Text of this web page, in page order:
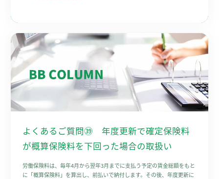
よくあるご質問㊴ 年度更新で確定保険料
が概算保険料を下回った場合の取扱い
労働保険料は、毎年4月から翌年3月までに支払う予定の賃金総額をもと
に「概算保険料」を算出し、前払いで納付します。その後、年度更新に